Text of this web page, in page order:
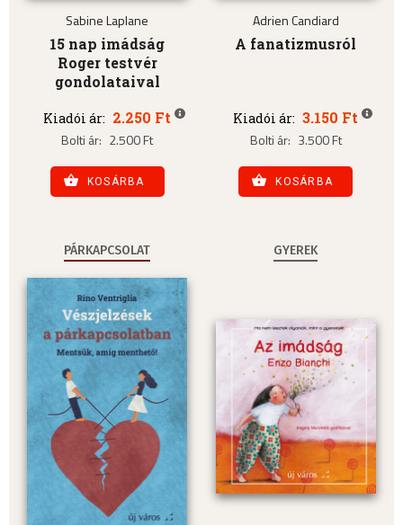
Sabine Laplane
15 nap imádság
Roger testvér
gondolataival
Kiadói ár: 2.250 Ft
Bolti ár: 2.500 Ft
KOSÁRBA
Adrien Candiard
A fanatizmusról
Kiadói ár: 3.150 Ft
Bolti ár: 3.500 Ft
KOSÁRBA
PÁRKAPCSOLAT GYEREK